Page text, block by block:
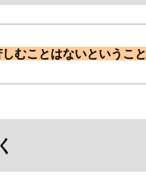
むことはないということ